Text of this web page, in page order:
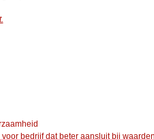
bedrijf dat beter aansluit bij waarden